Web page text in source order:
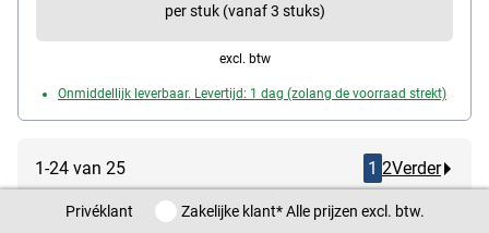
per stuk (vanaf 3 stuks)
excl. btw
Onmiddellijk leverbaar. Levertijd: 1 dag (zolang de voorraad strekt)
1-24 van 25 1 2Verder
PrivéklantPrivéklant / Zakelijke klant
Zakelijke klant* Alle prijzen excl. btw.